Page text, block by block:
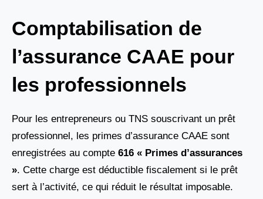
Comptabilisation de
l’assurance CAAE pour
les professionnels
Pour les entrepreneurs ou TNS souscrivant un prêt
professionnel, les primes d’assurance CAAE sont
enregistrées au compte 616 « Primes d’assurances
». Cette charge est déductible fiscalement si le prêt
sert à l’activité, ce qui réduit le résultat imposable.